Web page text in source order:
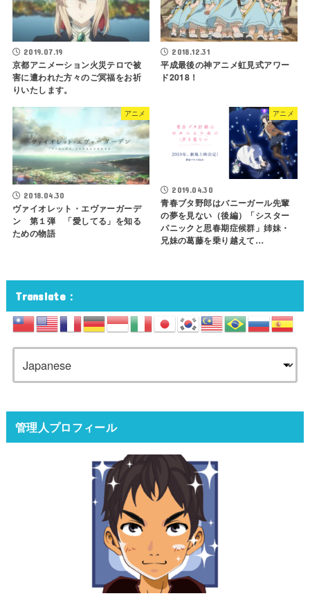
2019.07.19
京都アニメーション火災テロで被
害に遭われた方々のご冥福をお祈
りいたします。
2018.12.31
平成最後の神アニメ虹見式アワー
ド2018！
アニメ
2018.04.30
ヴァイオレット・エヴァーガーデ
ン 第１弾 「愛してる」を知る
ための物語
アニメ
2019.04.30
青春ブタ野郎はバニーガール先輩
の夢を見ない（後編）「シスター
パニックと思春期症候群」姉妹・
兄妹の葛藤を乗り越えて…
Translate：
管理人プロフィール